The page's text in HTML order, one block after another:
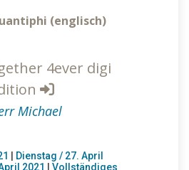
(englisch)
4ever digi
Michael
Dienstag / 27. April
2021
Vollständiges